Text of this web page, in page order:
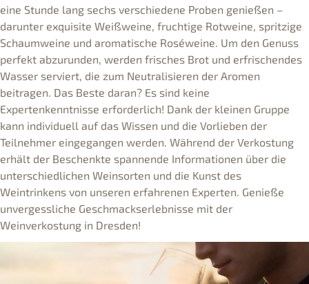
eine Stunde lang sechs verschiedene Proben genießen –
darunter exquisite Weißweine, fruchtige Rotweine, spritzige
Schaumweine und aromatische Roséweine. Um den Genuss
perfekt abzurunden, werden frisches Brot und erfrischendes
Wasser serviert, die zum Neutralisieren der Aromen
beitragen. Das Beste daran? Es sind keine
Expertenkenntnisse erforderlich! Dank der kleinen Gruppe
kann individuell auf das Wissen und die Vorlieben der
Teilnehmer eingegangen werden. Während der Verkostung
erhält der Beschenkte spannende Informationen über die
unterschiedlichen Weinsorten und die Kunst des
Weintrinkens von unseren erfahrenen Experten. Genieße
unvergessliche Geschmackserlebnisse mit der
Weinverkostung in Dresden!